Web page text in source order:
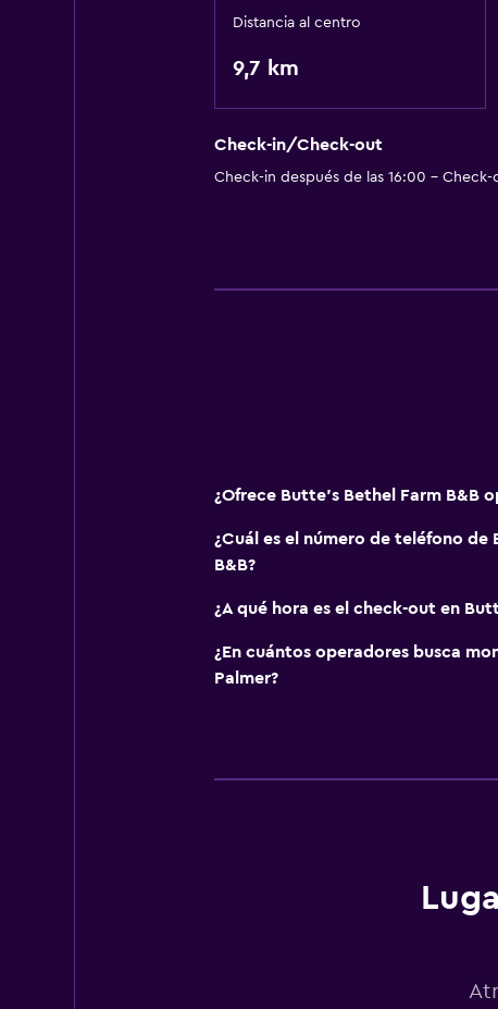
Distancia al centro
9,7 km
Check-in/Check-out
Check-in después de las 16:00 - Check-
¿Ofrece Butte's Bethel Farm B&B
¿Cuál es el número de teléfono de
B&B?
¿A qué hora es el check-out en
¿En cuántos operadores busca
Palmer?